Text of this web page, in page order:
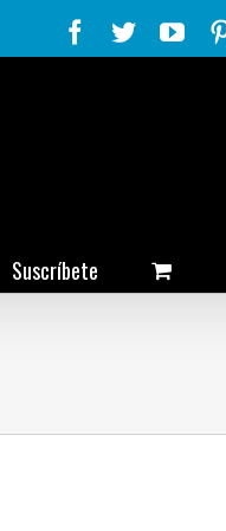
Facebook
Twitter
Suscríbete